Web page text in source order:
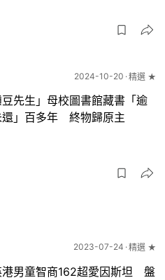
2024-10-20 精選 ★
豆先生」母校圖書館藏書「逾
還」百多年 終物歸原主
2023-07-24 精選 ★
港男童智商162超愛因斯坦 盤